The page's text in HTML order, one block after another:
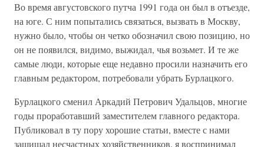
Во время августовского путча 1991 года он был в отъезде,
на юге. С ним попытались связаться, вызвать в Москву,
нужно было, чтобы он четко обозначил свою позицию, но
он не появился, видимо, выжидал, чья возьмет. И те же
самые люди, которые еще недавно просили назначить его
главным редактором, потребовали убрать Бурлацкого.
Бурлацкого сменил Аркадий Петрович Удальцов, многие
годы проработавший заместителем главного редактора.
Публиковал в ту пору хорошие статьи, вместе с нами
защищал несчастных хозяйственников, я воспринимал